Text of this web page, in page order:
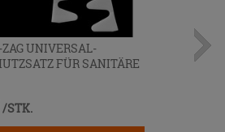
UNIVERSAL-
FÜR SANITÄRE
/STK.